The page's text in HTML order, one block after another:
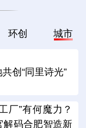
环创 城市
创“同里诗光”
厂”有何魔力？
解码合肥智造新